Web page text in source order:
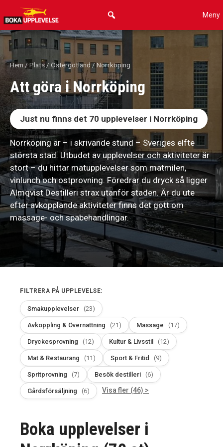
Hoppa
till
innehåll
Meny
Hem /Plats/ Östergötland/ Norrköping
Att göra i Norrköping
Just nu finns det 70 upplevelser i Norrköping
Norrköping är – i skrivande stund – Sveriges elfte
största stad. Utbudet av upplevelser och aktiviteter är
stort – du hittar matupplevelser som matmilen,
vinlunch och ostprovning. Föredrar du dryck så ligger
Almqvist Destilleri strax utanför staden. Är du ute
efter avkopplande aktiviteter finns det gott om
massage- och spabehandlingar.
FILTRERA PÅ UPPLEVELSE:
Smakupplevelser (23)
Avkoppling & Övernattning (21) Massage (17)
Dryckesprovning (12) Kultur & Livsstil (12)
Mat & Restaurang (11) Sport & Fritid (9)
Spritprovning (7) Besök destilleri (6)
Gårdsförsäljning (6) Visa fler (46) >
Boka upplevelser i